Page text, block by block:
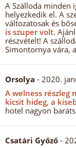
A Szálloda minden
helyezkedik el. A
változatosak és
is szuper volt.
részvételt! A
Simontornya vára,
Orsolya - 2020.
A welness részleg
kicsit hideg, a
hotel nagyon
Csatári Győző -